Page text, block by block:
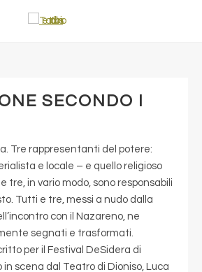
SECONDO I
Tre rappresentanti del potere:
e locale – e quello religioso
tre, in vario modo, sono responsabili
Tutti e tre, messi a nudo dalla
con il Nazareno, ne
segnati e trasformati.
per il Festival DeSidera di
in scena dal Teatro di Dioniso, Luca